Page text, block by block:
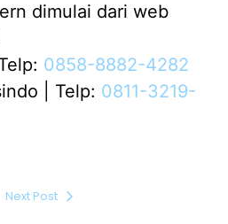
dimulai dari web
0858-8882-4282
| Telp: 0811-3219-
Next Post